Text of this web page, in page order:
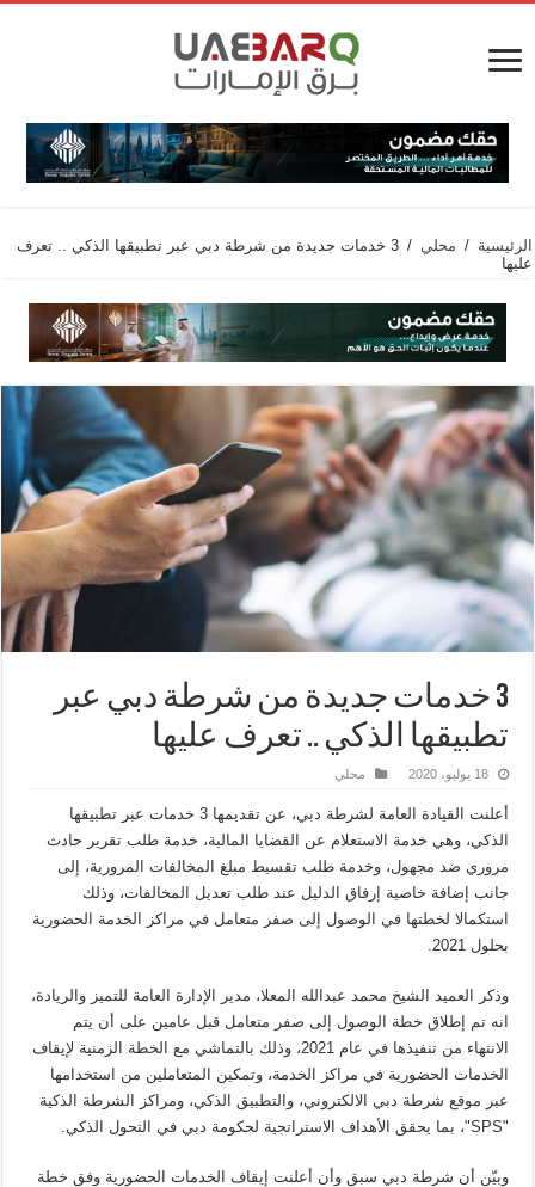
الرئيسية / محلي /
3 خدمات جديدة من شرطة دبي عبر تطبيقها الذكي .. تعرف
عليها
3 خدمات جديدة من شرطة دبي عبر
تطبيقها الذكي .. تعرف عليها
18 يوليو، 2020 محلي
أعلنت القيادة العامة لشرطة دبي، عن تقديمها 3 خدمات عبر تطبيقها
الذكي، وهي خدمة الاستعلام عن القضايا المالية، خدمة طلب تقرير حادث
مروري ضد مجهول، وخدمة طلب تقسيط مبلغ المخالفات المرورية، إلى
جانب إضافة خاصية إرفاق الدليل عند طلب تعديل المخالفات، وذلك
استكمالا لخطتها في الوصول إلى صفر متعامل في مراكز الخدمة الحضورية
بحلول 2021.
وذكر العميد الشيخ محمد عبدالله المعلا، مدير الإدارة العامة للتميز والريادة،
انه تم إطلاق خطة الوصول إلى صفر متعامل قبل عامين على أن يتم
الانتهاء من تنفيذها في عام 2021، وذلك بالتماشي مع الخطة الزمنية لإيقاف
الخدمات الحضورية في مراكز الخدمة، وتمكين المتعاملين من استخدامها
عبر موقع شرطة دبي الالكتروني، والتطبيق الذكي، ومراكز الشرطة الذكية
"SPS"، بما يحقق الأهداف الاستراتجية لحكومة دبي في التحول الذكي.
وبيّن أن شرطة دبي سبق وأن أعلنت إيقاف الخدمات الحضورية وفق خطة